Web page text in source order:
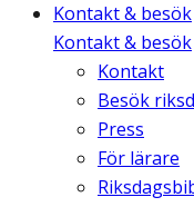
Kontakt & besök
Kontakt & besök
Kontakt
Besök
Press
För lärare